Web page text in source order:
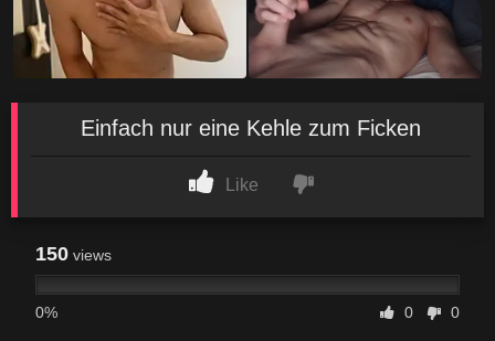
Einfach nur eine Kehle zum Ficken
Like
150 views
0% 0 0